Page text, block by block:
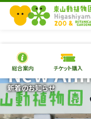
総合案内 チケット購入
新着のお知らせ
New